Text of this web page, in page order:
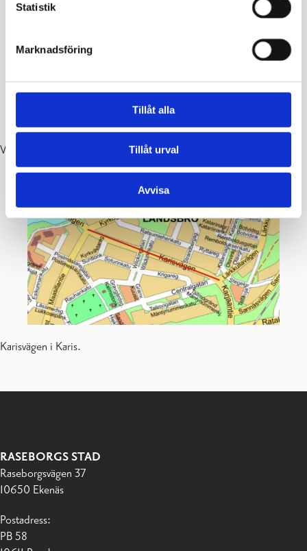
Statistik
Marknadsföring
Tillåt alla
Tillåt urval
Avvisa
Västvallen i Ekenäs.
Karisvägen i Karis.
RASEBORGS STAD
Raseborgsvägen 37
10650 Ekenäs
Postadress:
PB 58